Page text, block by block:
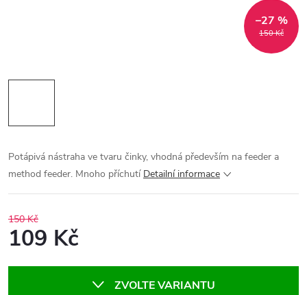
150 Kč
–27 %
Potápivá nástraha ve tvaru činky, vhodná především na feeder a
method feeder. Mnoho příchutí Detailní informace
150 Kč
109 Kč
ZVOLTE VARIANTU